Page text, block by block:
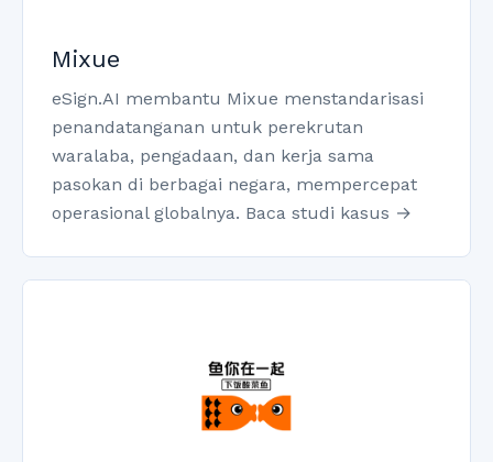
Mixue
eSign.AI membantu Mixue menstandarisasi
penandatanganan untuk perekrutan
waralaba, pengadaan, dan kerja sama
pasokan di berbagai negara, mempercepat
operasional globalnya. Baca studi kasus →